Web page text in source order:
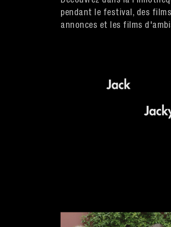
pendant le festival, des
annonces et les films